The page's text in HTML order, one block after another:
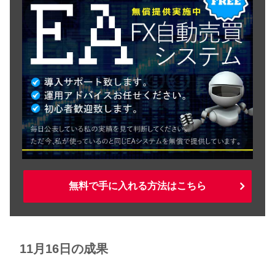
無料で手に入れる方法はこちら
11月16日の成果